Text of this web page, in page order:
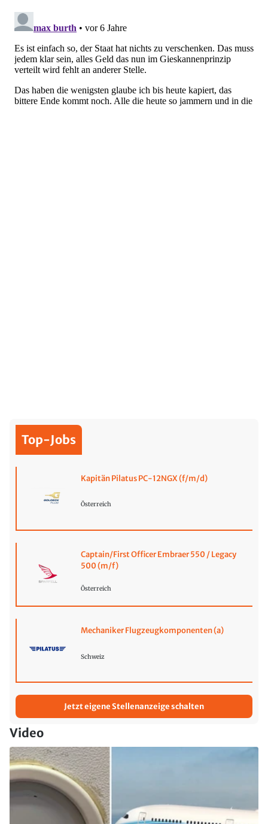
Top-Jobs
Kapitän Pilatus PC-12NGX (f/m/d)
Österreich
Captain/First Officer Embraer 550 / Legacy
500 (m/f)
Österreich
Mechaniker Flugzeugkomponenten (a)
Schweiz
Jetzt eigene Stellenanzeige schalten
Video